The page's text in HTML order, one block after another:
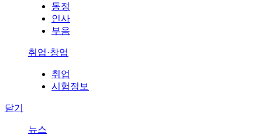
동정
인사
부음
취업·창업
취업
시험정보
닫기
뉴스